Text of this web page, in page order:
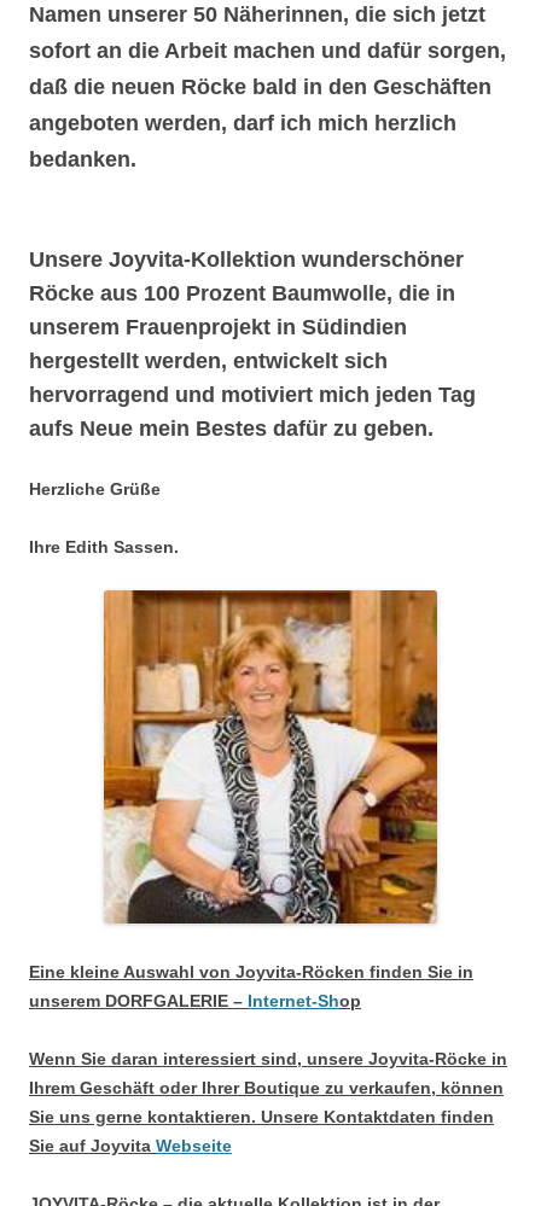
Namen unserer 50 Näherinnen, die sich jetzt
sofort an die Arbeit machen und dafür sorgen,
daß die neuen Röcke bald in den Geschäften
angeboten werden, darf ich mich herzlich
bedanken.
Unsere Joyvita-Kollektion wunderschöner
Röcke aus 100 Prozent Baumwolle, die in
unserem Frauenprojekt in Südindien
hergestellt werden, entwickelt sich
hervorragend und motiviert mich jeden Tag
aufs Neue mein Bestes dafür zu geben.
Herzliche Grüße
Ihre Edith Sassen.
Eine kleine Auswahl von Joyvita-Röcken finden Sie in
unserem DORFGALERIE – Internet-Shop
Wenn Sie daran interessiert sind, unsere Joyvita-Röcke in
Ihrem Geschäft oder Ihrer Boutique zu verkaufen, können
Sie uns gerne kontaktieren. Unsere Kontaktdaten finden
Sie auf Joyvita Webseite